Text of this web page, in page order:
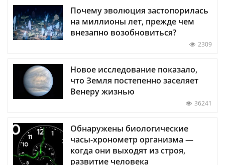
Почему эволюция застопорилась
на миллионы лет, прежде чем
внезапно возобновиться?
2309
Новое исследование показало,
что Земля постепенно заселяет
Венеру жизнью
36241
Обнаружены биологические
часы-хронометр организма —
когда они выходят из строя,
развитие человека